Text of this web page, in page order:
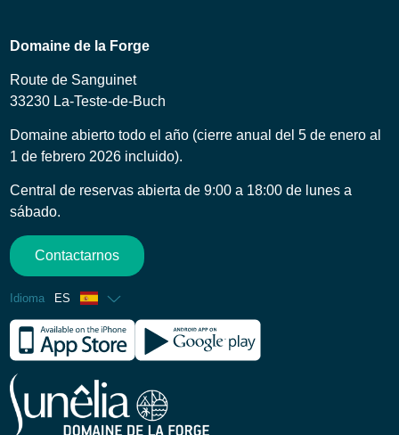
Domaine de la Forge
Route de Sanguinet
33230 La-Teste-de-Buch
Domaine abierto todo el año (cierre anual del 5 de enero al
1 de febrero 2026 incluido).
Central de reservas abierta de 9:00 a 18:00 de lunes a
sábado.
Contactarnos
Idioma ES
Francés
Inglés
Alemán
Holandés